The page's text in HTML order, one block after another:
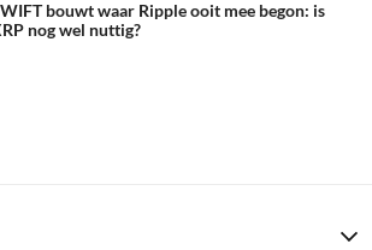
bouwt waar Ripple ooit mee begon: is
nog wel nuttig?